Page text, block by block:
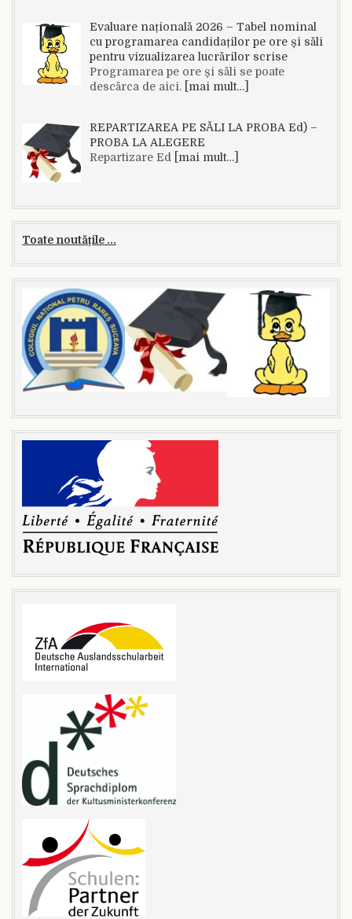
Evaluare națională 2026 – Tabel nominal
cu programarea candidaților pe ore și săli
pentru vizualizarea lucrărilor scrise
Programarea pe ore și săli se poate
descărca de aici.[mai mult…]
REPARTIZAREA PE SĂLI LA PROBA Ed) –
PROBA LA ALEGERE
Repartizare Ed [mai mult…]
Toate noutățile ...